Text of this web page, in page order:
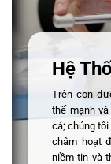
Hệ
Trên con
thế mạnh
cả; chúng
châm hoạt
niềm tin và